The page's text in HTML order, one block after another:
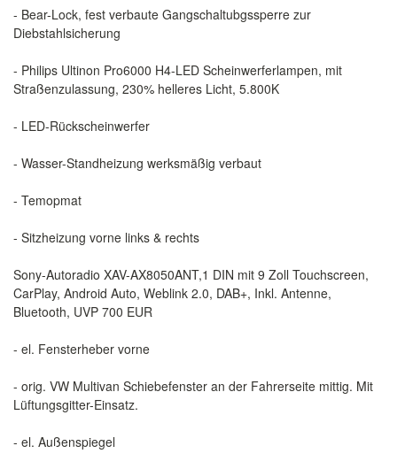
- Bear-Lock, fest verbaute Gangschaltubgssperre zur
Diebstahlsicherung
- Philips Ultinon Pro6000 H4-LED Scheinwerferlampen, mit
Straßenzulassung, 230% helleres Licht, 5.800K
- LED-Rückscheinwerfer
- Wasser-Standheizung werksmäßig verbaut
- Temopmat
- Sitzheizung vorne links & rechts
Sony-Autoradio XAV-AX8050ANT,1 DIN mit 9 Zoll Touchscreen,
CarPlay, Android Auto, Weblink 2.0, DAB+, Inkl. Antenne,
Bluetooth, UVP 700 EUR
- el. Fensterheber vorne
- orig. VW Multivan Schiebefenster an der Fahrerseite mittig. Mit
Lüftungsgitter-Einsatz.
- el. Außenspiegel